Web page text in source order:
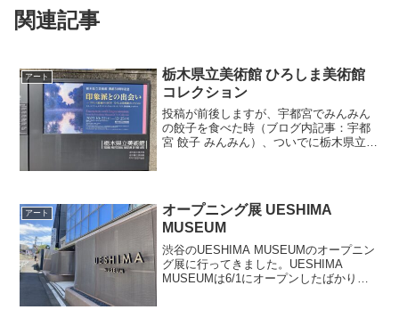
関連記事
アート
栃木県立美術館 ひろしま美術館
コレクション
投稿が前後しますが、宇都宮でみんみん
の餃子を食べた時（ブログ内記事：宇都
宮 餃子 みんみん）、ついでに栃木県立美
近では2019年の...
アート
オープニング展 UESHIMA
MUSEUM
渋谷のUESHIMA MUSEUMのオープニン
グ展に行ってきました。UESHIMA
MUSEUMは6/1にオープンしたばかりの